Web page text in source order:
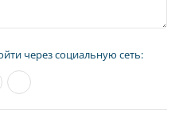
через социальную сеть: